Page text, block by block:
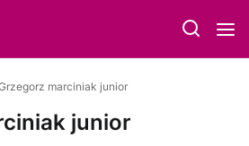
marciniak junior
junior